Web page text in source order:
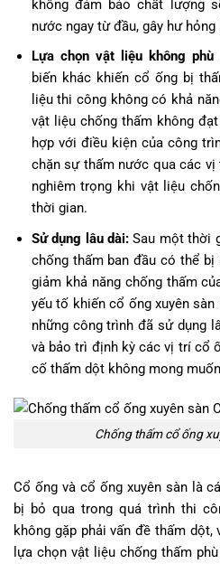
không đảm bảo chất lượng
nước ngay từ đầu, gây hư
Lựa chọn vật liệu không phù
biến khác khiến cổ ống bị
liệu thi công không có khả
vật liệu chống thấm không
hợp với điều kiện của công
chặn sự thấm nước qua các
nghiêm trọng khi vật liệu
thời gian.
Sử dụng lâu dài:Sau một thời
chống thấm ban đầu có thể
giảm khả năng chống thấm
yếu tố khiến cổ ống xuyên
những công trình đã sử dụng
và bảo trì định kỳ các vị trí cổ
cố thấm dột không mong
Chống thấm cổ ống
Cổ ống và cổ ống xuyên sàn là
bị bỏ qua trong quá trình thi
không gặp phải vấn đề thấm
lựa chọn vật liệu chống thấm